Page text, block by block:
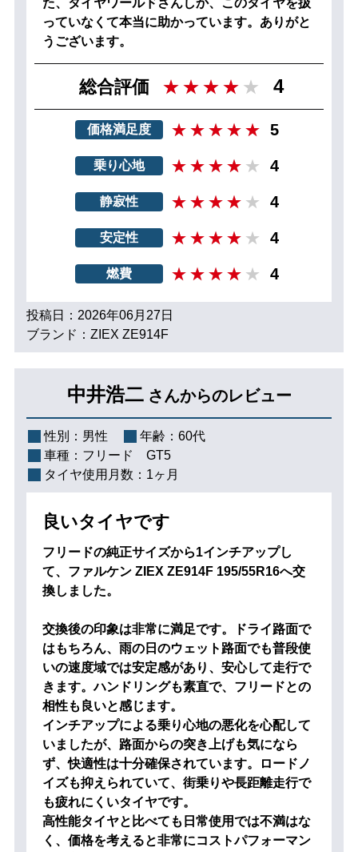
た、タイヤワールドさんしか、このタイヤを扱
っていなくて本当に助かっています。ありがと
うございます。
総合評価 4
価格満足度 5
乗り心地 4
静寂性 4
安定性 4
燃費 4
投稿日：2026年06月27日
ブランド：ZIEX ZE914F
中井浩二 さんからのレビュー
性別： 男性 年齢： 60代
車種： フリード GT5
タイヤ使用月数： 1ヶ月
良いタイヤです
フリードの純正サイズから1インチアップし
て、ファルケン ZIEX ZE914F 195/55R16へ交
換しました。
交換後の印象は非常に満足です。ドライ路面で
はもちろん、雨の日のウェット路面でも普段使
いの速度域では安定感があり、安心して走行で
きます。ハンドリングも素直で、フリードとの
相性も良いと感じます。
インチアップによる乗り心地の悪化を心配して
いましたが、路面からの突き上げも気になら
ず、快適性は十分確保されています。ロードノ
イズも抑えられていて、街乗りや長距離走行で
も疲れにくいタイヤです。
高性能タイヤと比べても日常使用では不満はな
く、価格を考えると非常にコストパフォーマン